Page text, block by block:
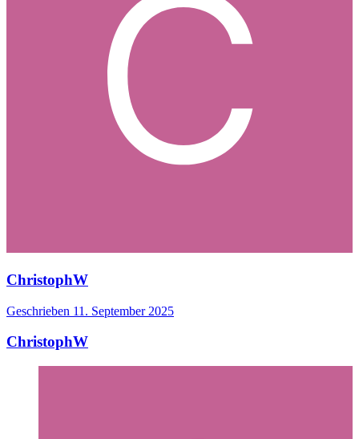
ChristophW
Geschrieben 11. September 2025
ChristophW